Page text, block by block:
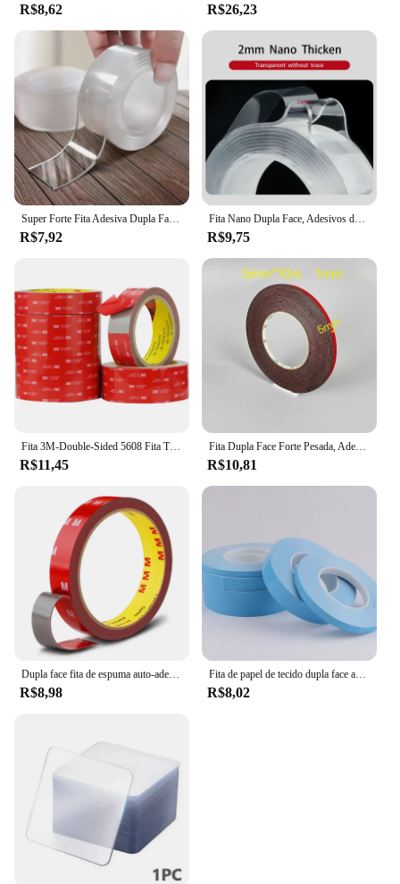
R$8,62 R$26,23
R$7,92
Fita Nano Dupla Face, Adesivos de Parede, Melhoria Home, Fitas Fortes, Grossa, Dupla Face, Impermeável, 2mm, 3m, 5m, 1m, 2m
R$9,75
Fita 3M-Double-Sided 5608 Fita Traceless, alta viscosidade, alta temperatura resistente, adesivo de fixação para indústria doméstica, fita 2-Face
R$11,45
Fita Dupla Face Forte Pesada, Adesivo de Espuma Acrílica, 2-Face, Carro, Casa, Interior, Exterior, Decoração, Impermeável, Alta Temperatura, 10m
R$10,81
R$8,98
Fita de papel de tecido dupla face auto-adesiva, base de fusão quente, resistência à temperatura, fitas adesivas dupla face
R$8,02